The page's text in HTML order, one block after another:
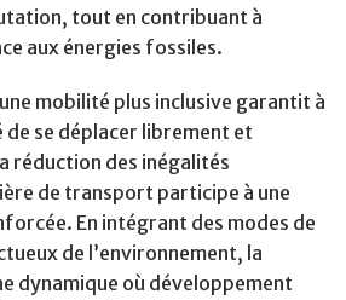
tout en contribuant à
aux énergies fossiles.
mobilité plus inclusive garantit à
de se déplacer librement et
réduction des inégalités
de transport participe à une
En intégrant des modes de
de l’environnement, la
dynamique où développement